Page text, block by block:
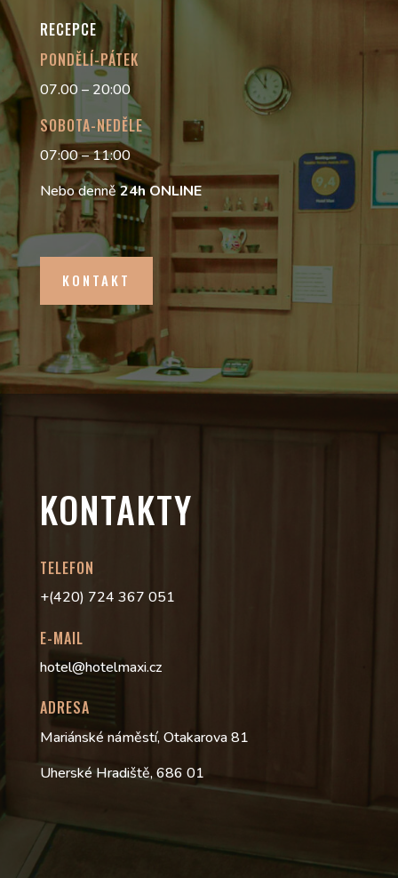
RECEPCE
PONDĚLÍ-PÁTEK
07.00 – 20:00
SOBOTA-NEDĚLE
07:00 – 11:00
Nebo denně24hONLINE
KONTAKT
KONTAKTY
TELEFON
+(420) 724 367 051
E-MAIL
hotel@hotelmaxi.cz
ADRESA
Mariánské náměstí, Otakarova 81
Uherské Hradiště, 686 01